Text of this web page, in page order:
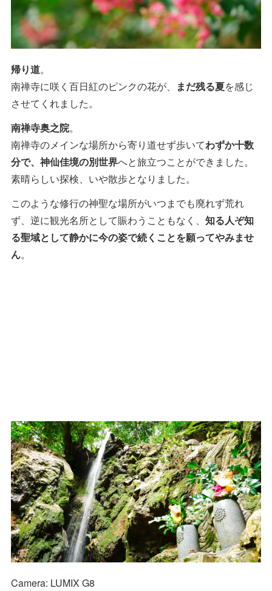
帰り道。
南禅寺に咲く百日紅のピンクの花が、
まだ残る夏を感じ
させてくれました。
南禅寺奥之院。
南禅寺のメインな場所から寄り道せず歩いてわずか十数
分で、神仙佳境の別世界へと旅立つことができました。
素晴らしい探検、いや散歩となりました。
このような修行の神聖な場所がいつまでも廃れず荒れ
ず、逆に観光名所として賑わうこともなく、 知る人ぞ知
る聖域として静かに今の姿で続くことを願ってやみませ
ん。
Camera: LUMIX G8